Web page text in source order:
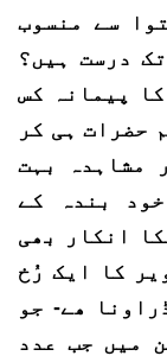
سے منسوب
درست ہیں؟
پیمانہ کس
حضرات ہی کر
مشاہدہ بہت
بندہ کے
انکار بھی
کا ایک رُخ
ھے- جو
میں جب عدد